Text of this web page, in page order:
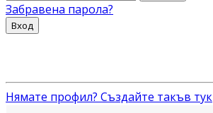
Забравена парола?
Вход
Нямате профил? Създайте такъв тук